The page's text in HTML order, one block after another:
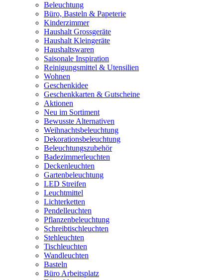
Beleuchtung
Büro, Basteln & Papeterie
Kinderzimmer
Haushalt Grossgeräte
Haushalt Kleingeräte
Haushaltswaren
Saisonale Inspiration
Reinigungsmittel & Utensilien
Wohnen
Geschenkidee
Geschenkkarten & Gutscheine
Aktionen
Neu im Sortiment
Bewusste Alternativen
Weihnachtsbeleuchtung
Dekorationsbeleuchtung
Beleuchtungszubehör
Badezimmerleuchten
Deckenleuchten
Gartenbeleuchtung
LED Streifen
Leuchtmittel
Lichterketten
Pendelleuchten
Pflanzenbeleuchtung
Schreibtischleuchten
Stehleuchten
Tischleuchten
Wandleuchten
Basteln
Büro Arbeitsplatz